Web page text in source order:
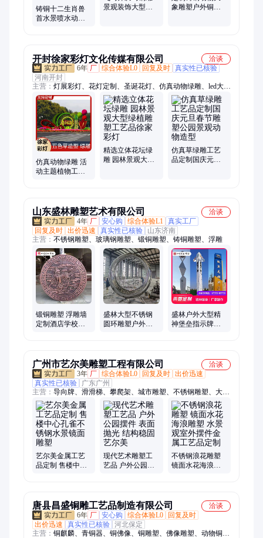
铸铜十二生肖兽
首水景喷水动物
景观装饰大型雕
象雕塑户外铜大
开封徐家彩灯文化传媒有限公司
洽谈
6年 厂 综合体验L0 回复及时 真实性已核验
河南开封
主营： 灯展彩灯、花灯定制、圣诞花灯、仿真动物绿雕、led大彩
串彩灯、亮化工程装饰灯
仿真动物绿雕 活
动主题植物工艺
精选立体花坛绿
雕 园林景观大型
仿真草绿雕工艺
品定制国庆元旦
山东盛林雕塑艺术有限公司
洽谈
4年 厂 安心购 综合体验L1
真实工厂
回复及时 出价迅速 真实性已核验
山东济南
主营： 不锈钢雕塑、玻璃钢雕塑、锻铜雕塑、铸铜雕塑、浮雕
锻铜雕塑 浮雕墙
定制酒店学校景
盛林大型不锈钢
圆环雕塑户外镜
盛林户外大型精
神堡垒指示牌路
广州市艺尔美雕塑工程有限公司
洽谈
3年 厂 综合体验L0 回复及时 出价迅速
真实性已核验
广东广州
主营： 导向牌、滑滑梯、攀爬架、城市雕塑、不锈钢雕塑、大型
雕塑、工艺品、圆球雕塑、海龙雕塑、圆环雕塑、雕塑摆件、发
光雕塑、镂空雕塑、景观雕塑、游乐设施、鲸鱼滑梯、异形摆
件、滑梯定制、金属摆件、景观摆件、景观装置、精神堡垒、异
形廊架、金属廊架、大型标识
艺尔美金属工艺
品定制 售楼中心
现代艺术雕塑工
艺品 户外公园摆
不锈钢浪花雕塑
镜面水花海浪雕
唐县昌盛铜雕工艺品制造有限公司
洽谈
6年 厂 安心购 综合体验L0
回复及时
出价迅速
真实性已核验 河北保定
主营： 铜麒麟、青铜器、铜佛像、铜雕塑、佛像雕塑、动物铜